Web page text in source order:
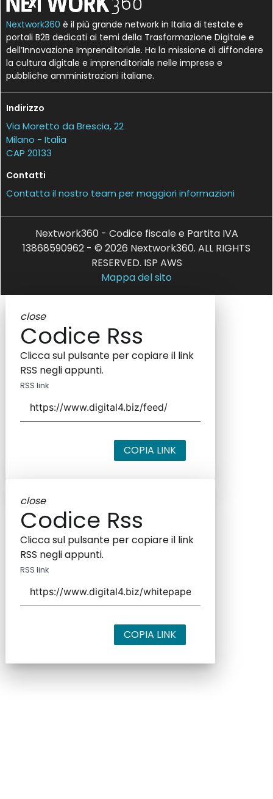
Nextwork360 è il più grande network in Italia di testate e
portali B2B dedicati ai temi della Trasformazione Digitale e
dell’Innovazione Imprenditoriale. Ha la missione di diffondere
la cultura digitale e imprenditoriale nelle imprese e
pubbliche amministrazioni italiane.
Indirizzo
Via Moretto da Brescia, 22
Milano - Italia
CAP 20133
Contatti
Contatta il nostro team per maggiori informazioni
Nextwork360 - Codice fiscale e Partita IVA
13868590962 - © 2026 Nextwork360. ALL RIGHTS
RESERVED. ISP AWS
Mappa del sito
close
Codice Rss
Clicca sul pulsante per copiare il link
RSS negli appunti.
RSS link
COPIA LINK
close
Codice Rss
Clicca sul pulsante per copiare il link
RSS negli appunti.
RSS link
COPIA LINK